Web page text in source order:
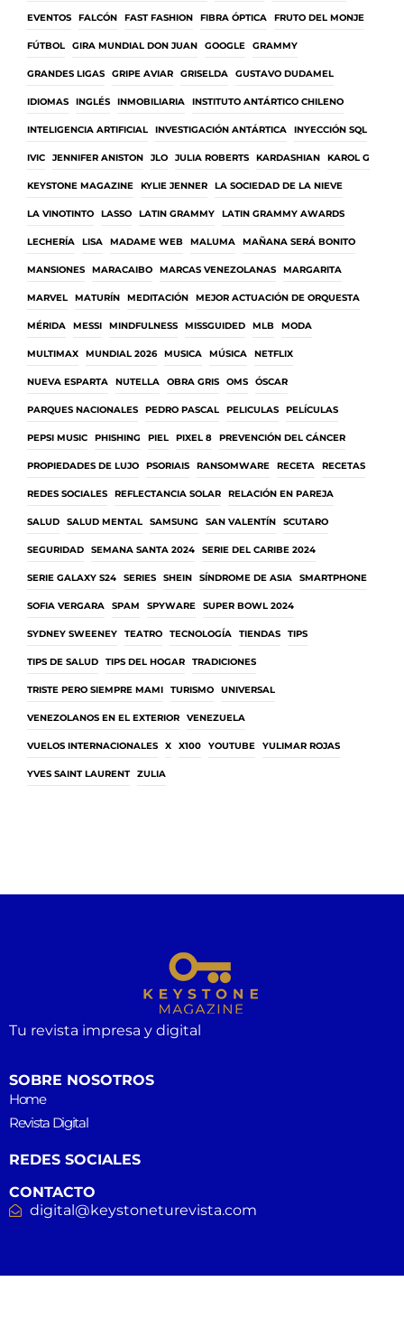
EVENTOS FALCÓN FAST FASHION FIBRA ÓPTICA FRUTO DEL MONJE
FÚTBOL GIRA MUNDIAL DON JUAN GOOGLE GRAMMY
GRANDES LIGAS GRIPE AVIAR GRISELDA GUSTAVO DUDAMEL
IDIOMAS INGLÉS INMOBILIARIA INSTITUTO ANTÁRTICO CHILENO
INTELIGENCIA ARTIFICIAL INVESTIGACIÓN ANTÁRTICA INYECCIÓN SQL
IVIC JENNIFER ANISTON JLO JULIA ROBERTS KARDASHIAN KAROL G
KEYSTONE MAGAZINE KYLIE JENNER LA SOCIEDAD DE LA NIEVE
LA VINOTINTO LASSO LATIN GRAMMY LATIN GRAMMY AWARDS
LECHERÍA LISA MADAME WEB MALUMA MAÑANA SERÁ BONITO
MANSIONES MARACAIBO MARCAS VENEZOLANAS MARGARITA
MARVEL MATURÍN MEDITACIÓN MEJOR ACTUACIÓN DE ORQUESTA
MÉRIDA MESSI MINDFULNESS MISSGUIDED MLB MODA
MULTIMAX MUNDIAL 2026 MUSICA MÚSICA NETFLIX
NUEVA ESPARTA NUTELLA OBRA GRIS OMS ÓSCAR
PARQUES NACIONALES PEDRO PASCAL PELICULAS PELÍCULAS
PEPSI MUSIC PHISHING PIEL PIXEL 8 PREVENCIÓN DEL CÁNCER
PROPIEDADES DE LUJO PSORIAIS RANSOMWARE RECETA RECETAS
REDES SOCIALES REFLECTANCIA SOLAR RELACIÓN EN PAREJA
SALUD SALUD MENTAL SAMSUNG SAN VALENTÍN SCUTARO
SEGURIDAD SEMANA SANTA 2024 SERIE DEL CARIBE 2024
SERIE GALAXY S24 SERIES SHEIN SÍNDROME DE ASIA SMARTPHONE
SOFIA VERGARA SPAM SPYWARE SUPER BOWL 2024
SYDNEY SWEENEY TEATRO TECNOLOGÍA TIENDAS TIPS
TIPS DE SALUD TIPS DEL HOGAR TRADICIONES
TRISTE PERO SIEMPRE MAMI TURISMO UNIVERSAL
VENEZOLANOS EN EL EXTERIOR VENEZUELA
VUELOS INTERNACIONALES X X100 YOUTUBE YULIMAR ROJAS
YVES SAINT LAURENT ZULIA
Tu revista impresa y digital
SOBRE NOSOTROS
Home
Revista Digital
REDES SOCIALES
CONTACTO
digital@keystoneturevista.com